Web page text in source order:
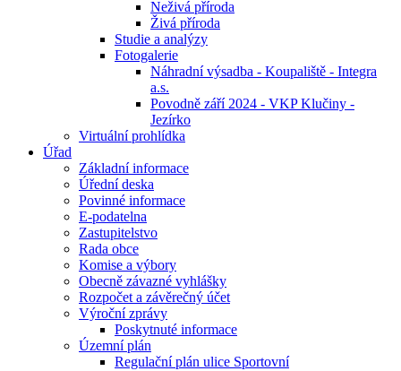
Neživá příroda
Živá příroda
Studie a analýzy
Fotogalerie
Náhradní výsadba - Koupaliště - Integra
a.s.
Povodně září 2024 - VKP Klučiny -
Jezírko
Virtuální prohlídka
Úřad
Základní informace
Úřední deska
Povinné informace
E-podatelna
Zastupitelstvo
Rada obce
Komise a výbory
Obecně závazné vyhlášky
Rozpočet a závěrečný účet
Výroční zprávy
Poskytnuté informace
Územní plán
Regulační plán ulice Sportovní